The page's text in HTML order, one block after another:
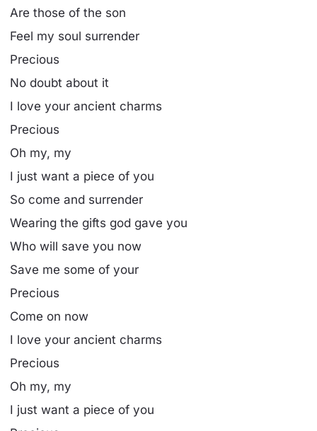
Are those of the son
Feel my soul surrender
Precious
No doubt about it
I love your ancient charms
Precious
Oh my, my
I just want a piece of you
So come and surrender
Wearing the gifts god gave you
Who will save you now
Save me some of your
Precious
Come on now
I love your ancient charms
Precious
Oh my, my
I just want a piece of you